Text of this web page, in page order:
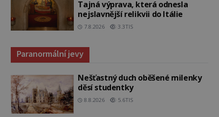
Tajná výprava, která odnesla
nejslavnější relikvii do Itálie
7.8.2026 3.3TIS
Paranormální jevy
Nešťastný duch oběšené milenky
děsí studentky
8.8.2026 5.6TIS